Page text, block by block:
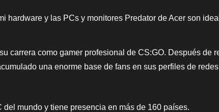
y las PCs y monitores Predator de Acer son
carrera como gamer profesional de CS:GO. Después de
una enorme base de fans en sus perfiles de
mundo y tiene presencia en más de 160 países.